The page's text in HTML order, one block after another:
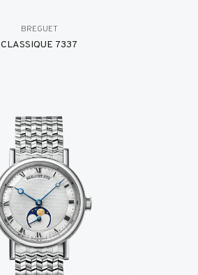
BREGUET
CLASSIQUE 7337